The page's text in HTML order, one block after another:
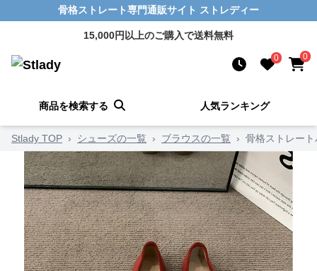
骨格ストレート専門通販サイト ストレディー
15,000円以上のご購入で送料無料
0 0
商品を検索する 人気ランキング
Stlady TOP › シューズの一覧 › ブラウスの一覧 › 骨格ストレー